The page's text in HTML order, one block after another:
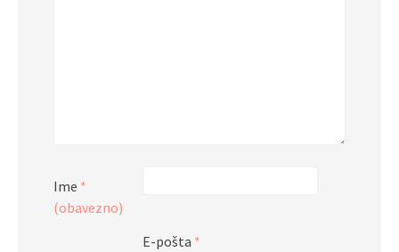
Ime *
(obavezno)
E-pošta *